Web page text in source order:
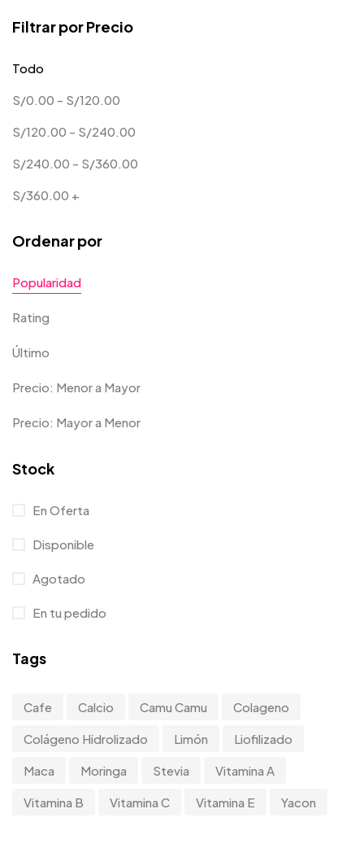
Filtrar por Precio
Todo
S/0.00 - S/120.00
S/120.00 - S/240.00
S/240.00 - S/360.00
S/360.00 +
Ordenar por
Popularidad
Rating
Último
Precio: Menor a Mayor
Precio: Mayor a Menor
Stock
En Oferta
Disponible
Agotado
En tu pedido
Tags
Cafe Calcio Camu Camu Colageno
Colágeno Hidrolizado Limón Liofilizado
Maca Moringa Stevia Vitamina A
Vitamina B Vitamina C Vitamina E Yacon